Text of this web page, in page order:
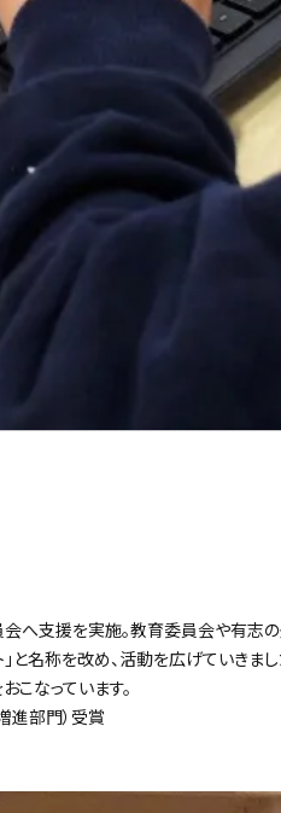
支援を実施。教育委員会や有志
名称を改め、活動を広げていきま
なっています。
進部門）受賞